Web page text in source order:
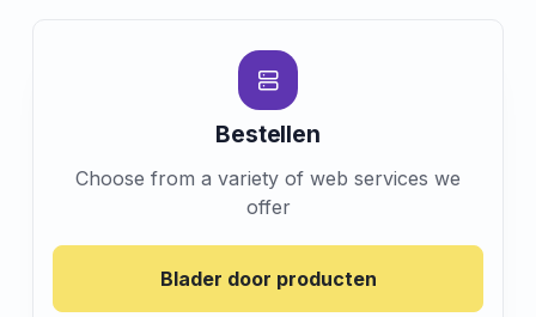
Bestellen
Choose from a variety of web services we
offer
Blader door producten